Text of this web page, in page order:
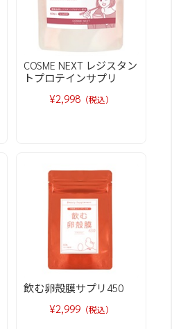
COSME NEXT レジスタン
トプロテインサプリ
¥2,998（税込）
飲む卵殻膜サプリ450
¥2,999（税込）